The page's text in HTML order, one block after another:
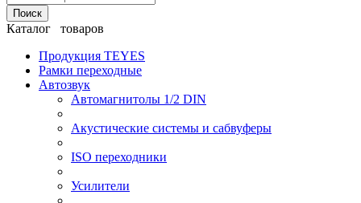
Поиск
Каталог товаров
Продукция TEYES
Рамки переходные
Автозвук
Автомагнитолы 1/2 DIN
Акустические системы и сабвуферы
ISO переходники
Усилители